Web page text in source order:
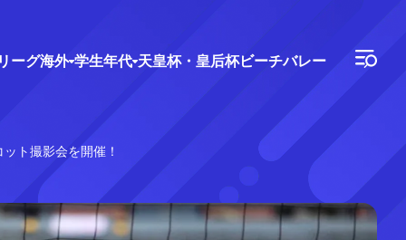
ーグ海外 学生年代 天皇杯・皇后杯ビーチバレー
ト撮影会を開催！